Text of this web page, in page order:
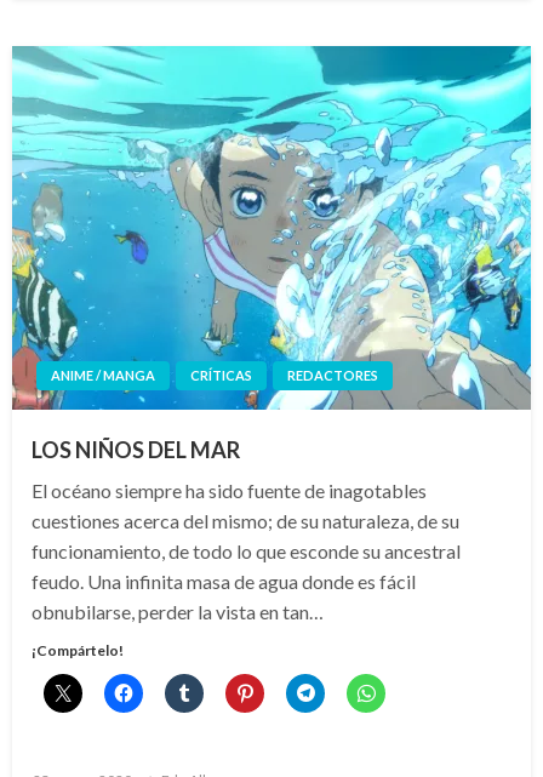
ANIME / MANGA CRÍTICAS REDACTORES
LOS NIÑOS DEL MAR
El océano siempre ha sido fuente de inagotables
cuestiones acerca del mismo; de su naturaleza, de su
funcionamiento, de todo lo que esconde su ancestral
feudo. Una infinita masa de agua donde es fácil
obnubilarse, perder la vista en tan…
¡Compártelo!